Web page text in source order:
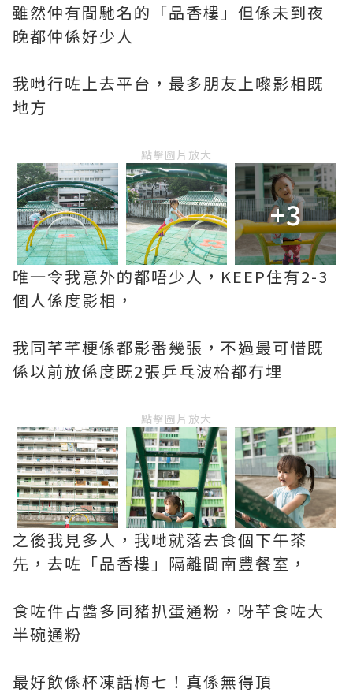
雖然仲有間馳名的「品香樓」但係未到夜
晚都仲係好少人
我哋行咗上去平台，最多朋友上嚟影相既
地方
點擊圖片放大
+3
唯一令我意外的都唔少人，KEEP住有2-3
個人係度影相，
我同芊芊梗係都影番幾張，不過最可惜既
係以前放係度既2張乒乓波枱都冇埋
點擊圖片放大
之後我見多人，我哋就落去食個下午茶
先，去咗「品香樓」隔離間南豐餐室，
食咗件占醬多同豬扒蛋通粉，呀芊食咗大
半碗通粉
最好飲係杯凍話梅七！真係無得頂